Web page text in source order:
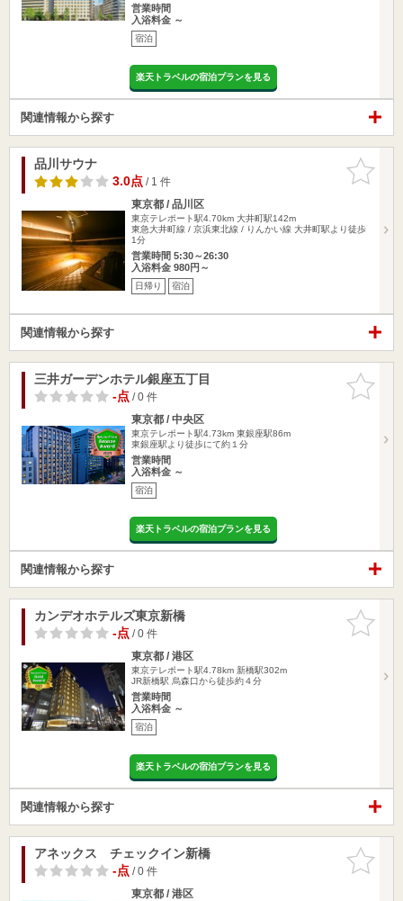
営業時間
入浴料金 ～
宿泊
楽天トラベルの宿泊プランを見る
関連情報から探す
お気に入
りに追加
品川サウナ
3.0点/ 1 件
東京都 / 品川区
東京テレポート駅4.70km 大井町駅142m
東急大井町線 / 京浜東北線 / りんかい線 大井町駅より徒歩
1分
営業時間 5:30～26:30
入浴料金 980円～
日帰り 宿泊
関連情報から探す
お気に入
りに追加
三井ガーデンホテル銀座五丁目
-点/ 0 件
東京都 / 中央区
東京テレポート駅4.73km 東銀座駅86m
東銀座駅より徒歩にて約１分
営業時間
入浴料金 ～
宿泊
楽天トラベルの宿泊プランを見る
関連情報から探す
お気に入
りに追加
カンデオホテルズ東京新橋
-点/ 0 件
東京都 / 港区
東京テレポート駅4.78km 新橋駅302m
JR新橋駅 烏森口から徒歩約４分
営業時間
入浴料金 ～
宿泊
楽天トラベルの宿泊プランを見る
関連情報から探す
お気に入
りに追加
アネックス チェックイン新橋
-点/ 0 件
東京都 / 港区